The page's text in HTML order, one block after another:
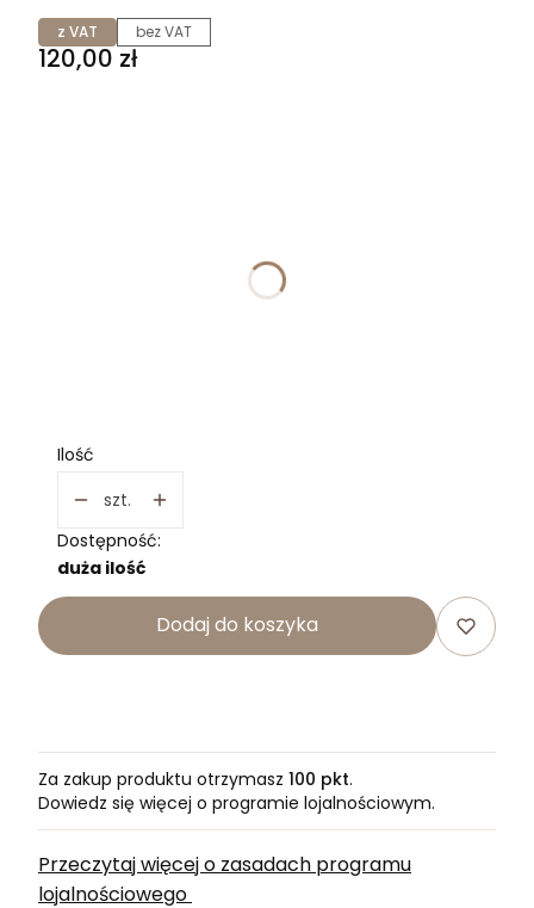
z VAT bez VAT
Cena
120,00 zł
Ilość
szt.
Dostępność:
duża ilość
Dodaj do koszyka
Za zakup produktu otrzymasz 100 pkt.
Dowiedz się więcej o programie lojalnościowym.
Przeczytaj więcej o zasadach programu
lojalnościowego